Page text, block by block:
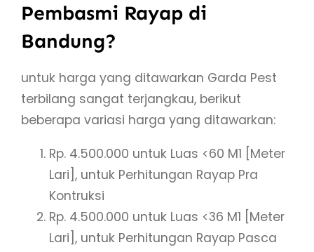
Pembasmi Rayap di
Bandung?
untuk harga yang ditawarkan Garda Pest
terbilang sangat terjangkau, berikut
beberapa variasi harga yang ditawarkan:
Rp. 4.500.000 untuk Luas <60 M1 [Meter
Lari], untuk Perhitungan Rayap Pra
Kontruksi
Rp. 4.500.000 untuk Luas <36 M1 [Meter
Lari], untuk Perhitungan Rayap Pasca